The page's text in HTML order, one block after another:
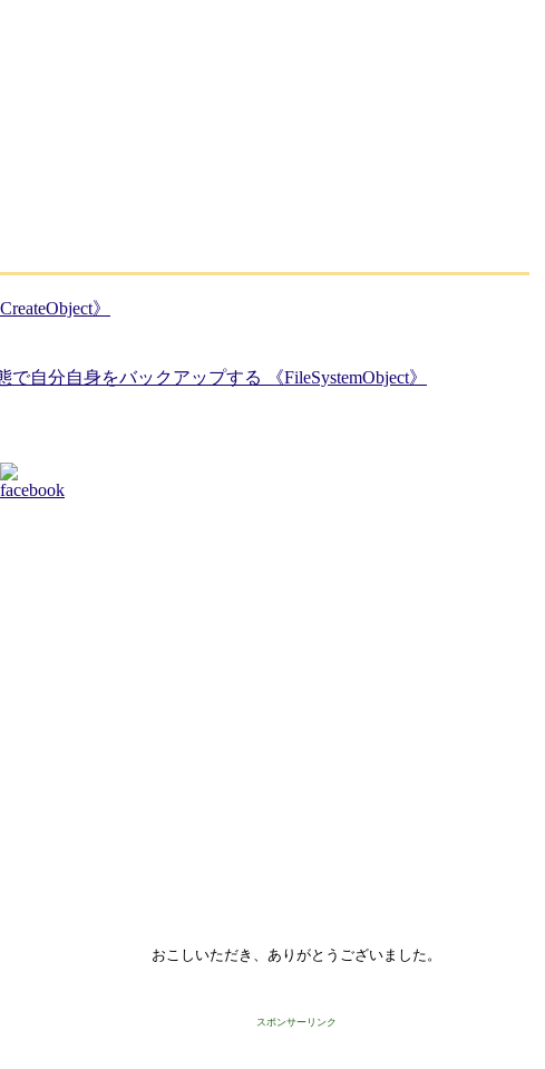
》
自分自身をバックアップする 《FileSystemObject》
おこしいただき、ありがとうございました。
スポンサーリンク